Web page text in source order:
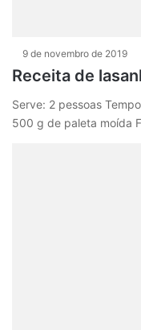
9 de novembro de 2019
Receita de
Serve: 2 pessoas
500 g de paleta moída